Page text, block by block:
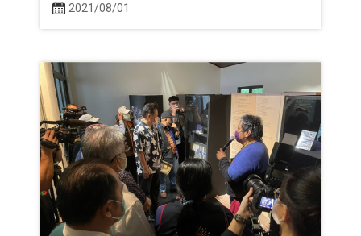
2021/08/01